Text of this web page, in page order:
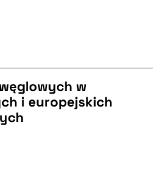
w
i europejskich